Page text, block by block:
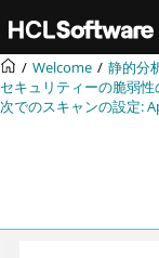
メインコンテンツにジ
Welcome
静的分
セキュリティーの脆弱性
次でのスキャンの設定: